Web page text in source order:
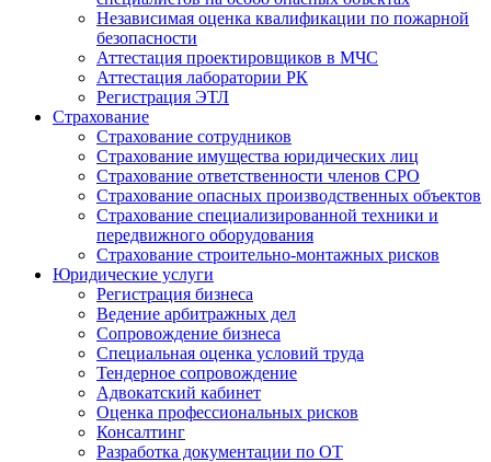
Независимая оценка квалификации по пожарной
безопасности
Аттестация проектировщиков в МЧС
Аттестация лаборатории РК
Регистрация ЭТЛ
Страхование
Страхование сотрудников
Страхование имущества юридических лиц
Страхование ответственности членов СРО
Страхование опасных производственных объектов
Страхование специализированной техники и
передвижного оборудования
Страхование строительно-монтажных рисков
Юридические услуги
Регистрация бизнеса
Ведение арбитражных дел
Сопровождение бизнеса
Специальная оценка условий труда
Тендерное сопровождение
Адвокатский кабинет
Оценка профессиональных рисков
Консалтинг
Разработка документации по ОТ